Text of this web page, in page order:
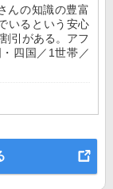
んの知識の豊富
いるという安心
引がある。アフ
四国／1世帯／